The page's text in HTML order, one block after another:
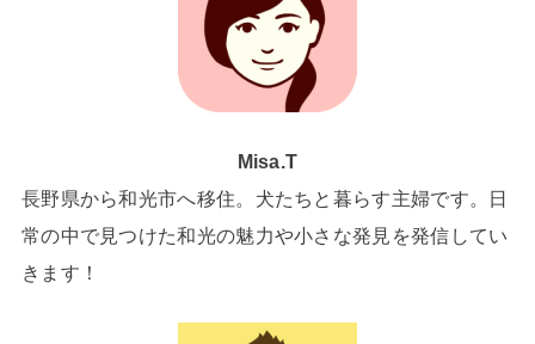
Misa.T
長野県から和光市へ移住。犬たちと暮らす主婦です。日
常の中で見つけた和光の魅力や小さな発見を発信してい
きます！